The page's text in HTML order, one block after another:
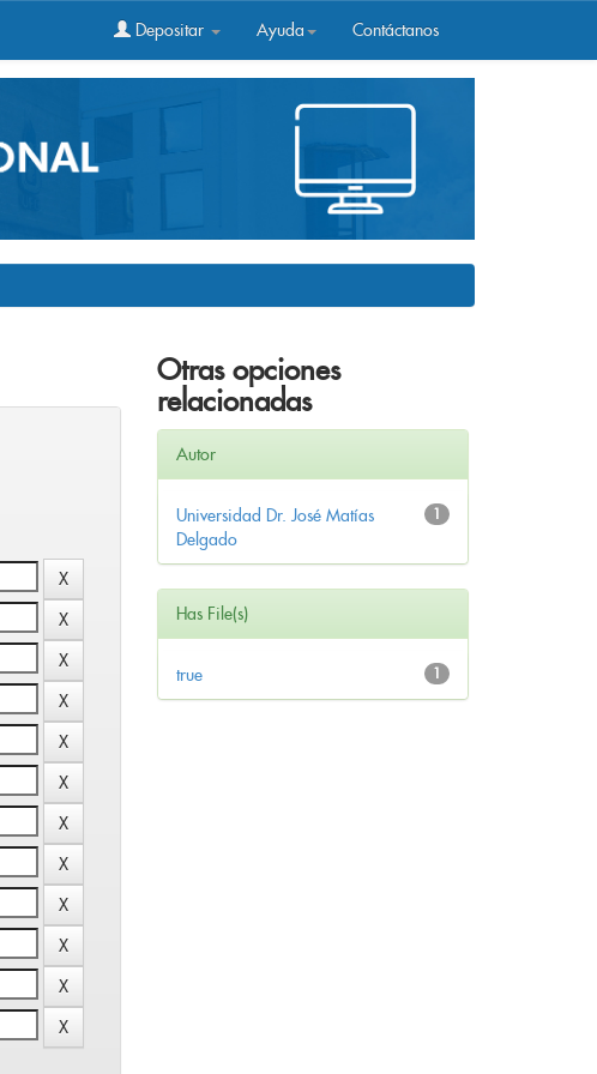
Depositar Ayuda Contáctanos
Otras opciones
relacionadas
Autor
1
Universidad Dr. José Matías
Delgado
Has File(s)
1
true